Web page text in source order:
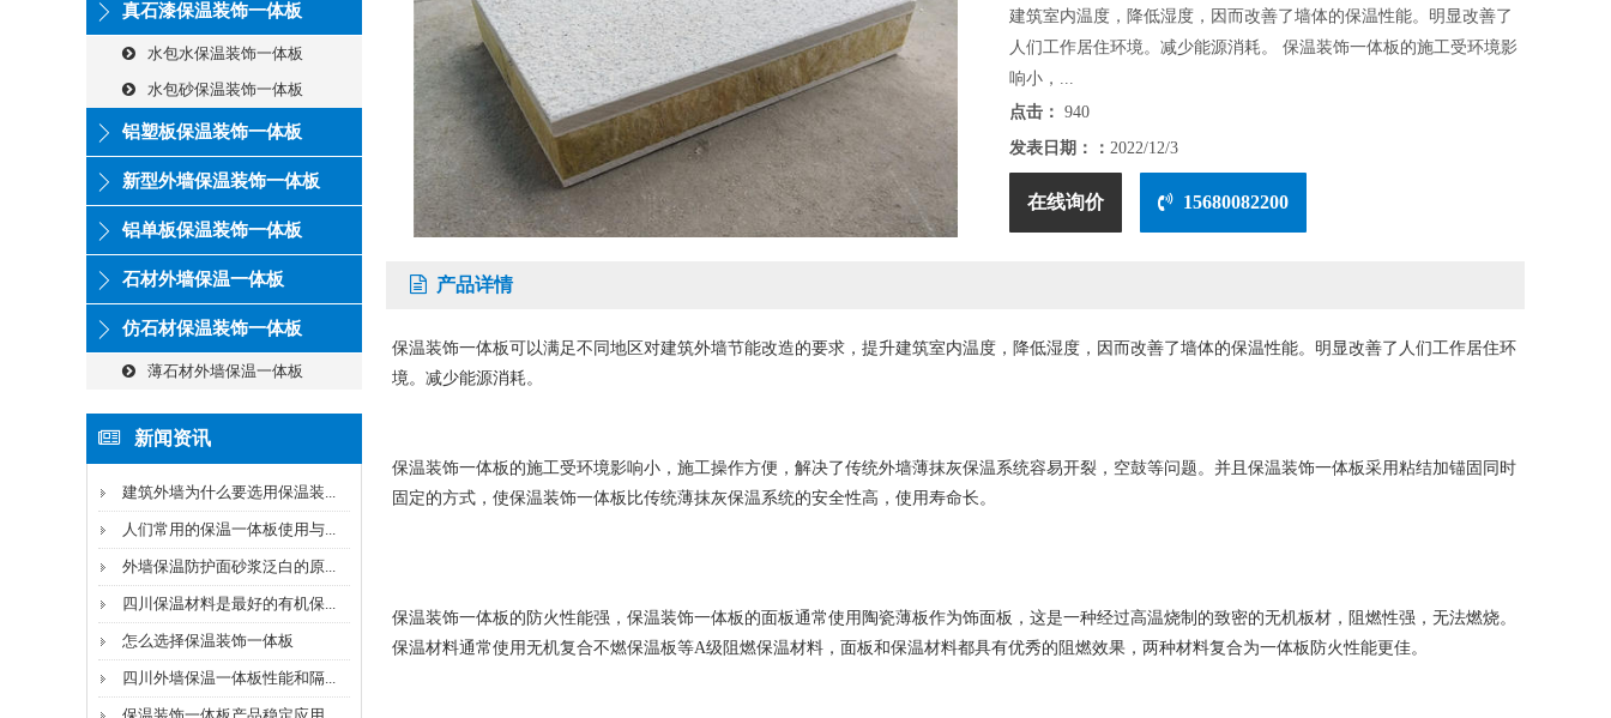
真石漆保温装饰一体板
水包水保温装饰一体板
水包砂保温装饰一体板
铝塑板保温装饰一体板
新型外墙保温装饰一体板
铝单板保温装饰一体板
石材外墙保温一体板
仿石材保温装饰一体板
薄石材外墙保温一体板
新闻资讯
建筑外墙为什么要选用保温装...
人们常用的保温一体板使用与...
外墙保温防护面砂浆泛白的原...
四川保温材料是最好的有机保...
怎么选择保温装饰一体板
四川外墙保温一体板性能和隔...
建筑室内温度，降低湿度，因而改善了墙体的保温性能。明显改善了
人们工作居住环境。减少能源消耗。 保温装饰一体板的施工受环境影
响小，...
点击： 940
发表日期：： 2022/12/3
在线询价 15680082200
产品详情
保温装饰一体板可以满足不同地区对建筑外墙节能改造的要求，提升建筑室内温度，降低湿度，因而改善了墙体的保温性能。明显改善了人们工作居住环
境。减少能源消耗。
保温装饰一体板的施工受环境影响小，施工操作方便，解决了传统外墙薄抹灰保温系统容易开裂，空鼓等问题。并且保温装饰一体板采用粘结加锚固同时
固定的方式，使保温装饰一体板比传统薄抹灰保温系统的安全性高，使用寿命长。
保温装饰一体板的防火性能强，保温装饰一体板的面板通常使用陶瓷薄板作为饰面板，这是一种经过高温烧制的致密的无机板材，阻燃性强，无法燃烧。
保温材料通常使用无机复合不燃保温板等A级阻燃保温材料，面板和保温材料都具有优秀的阻燃效果，两种材料复合为一体板防火性能更佳。